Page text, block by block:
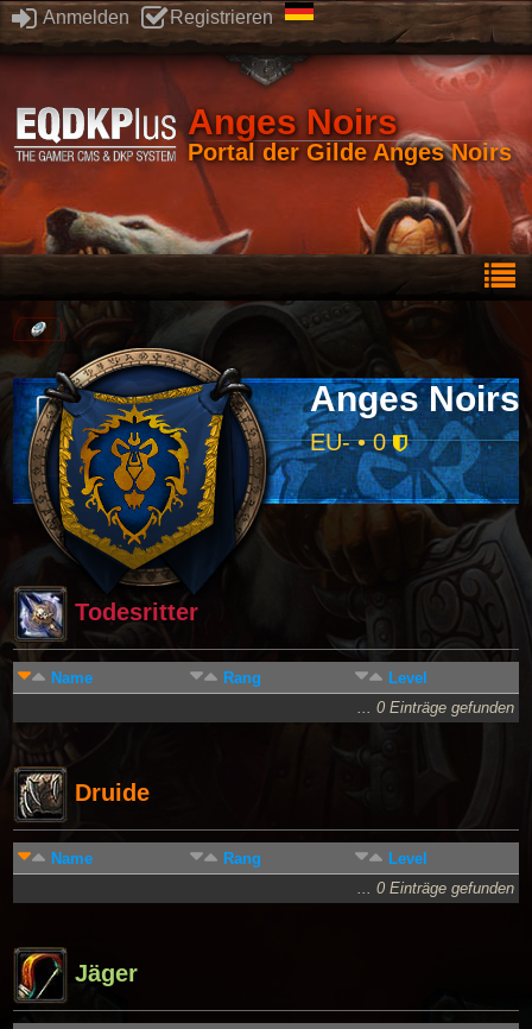
Anmelden Registrieren
Anges Noirs
Portal der Gilde Anges Noirs
Anges Noirs
EU- • 0
Todesritter
Name Rang
Level
... 0 Einträge gefunden
Druide
Name Rang
Level
... 0 Einträge gefunden
Jäger